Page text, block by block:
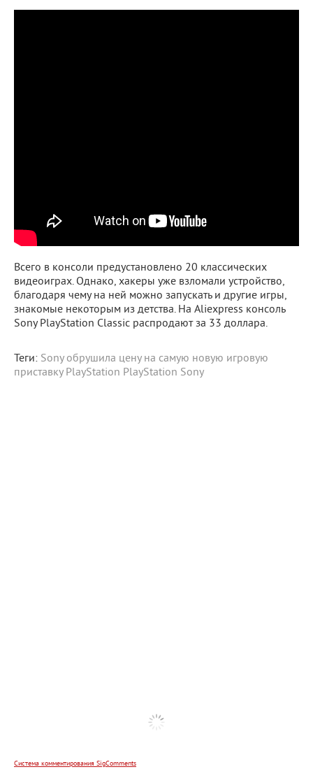
Всего в консоли предустановлено 20 классических
видеоиграх. Однако, хакеры уже взломали устройство,
благодаря чему на ней можно запускать и другие игры,
знакомые некоторым из детства. На Aliexpress консоль
Sony PlayStation Classic распродают за 33 доллара.
Теги: Sony обрушила цену на самую новую игровую
приставку PlayStation PlayStation Sony
Система комментирования SigComments